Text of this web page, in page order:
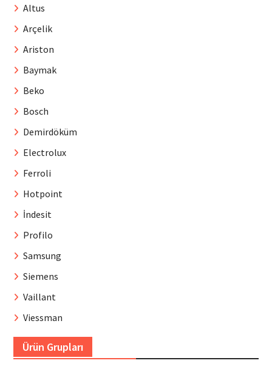
Altus
Arçelik
Ariston
Baymak
Beko
Bosch
Demirdöküm
Electrolux
Ferroli
Hotpoint
İndesit
Profilo
Samsung
Siemens
Vaillant
Viessman
Ürün Grupları